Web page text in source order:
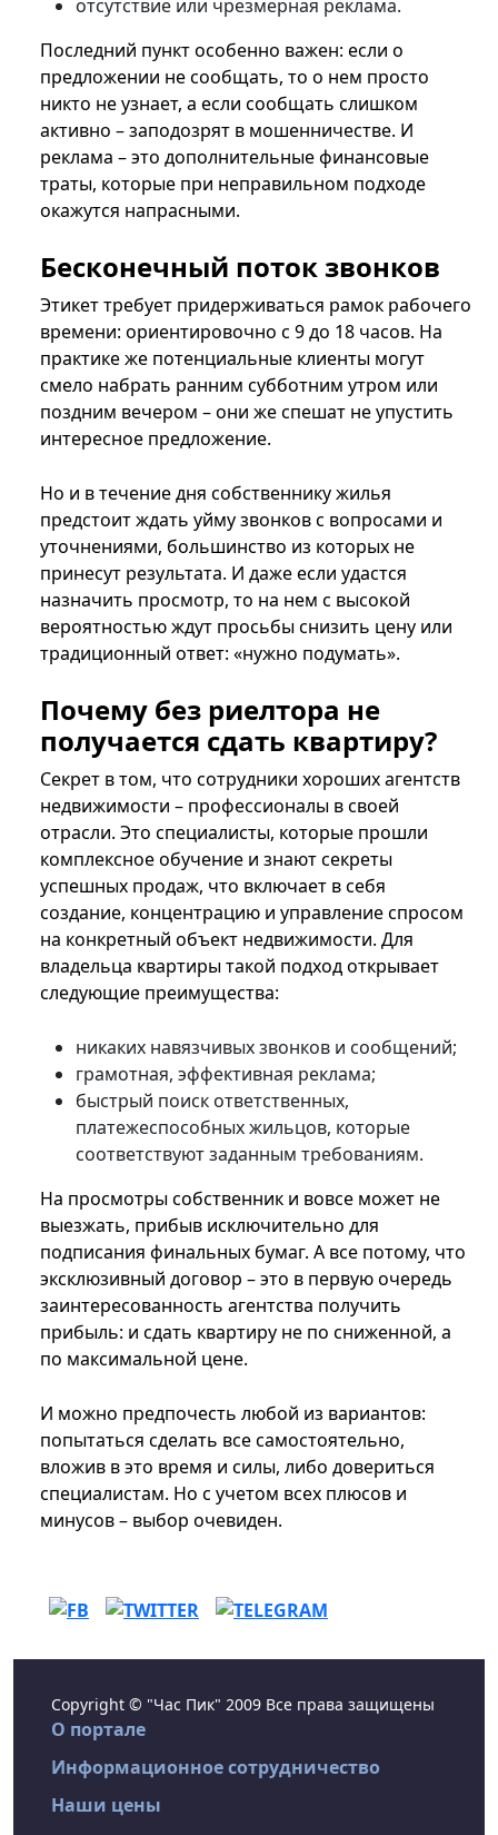
отсутствие или чрезмерная реклама.
Последний пункт особенно важен: если о
предложении не сообщать, то о нем просто
никто не узнает, а если сообщать слишком
активно – заподозрят в мошенничестве. И
реклама – это дополнительные финансовые
траты, которые при неправильном подходе
окажутся напрасными.
Бесконечный поток звонков
Этикет требует придерживаться рамок рабочего
времени: ориентировочно с 9 до 18 часов. На
практике же потенциальные клиенты могут
смело набрать ранним субботним утром или
поздним вечером – они же спешат не упустить
интересное предложение.
Но и в течение дня собственнику жилья
предстоит ждать уйму звонков с вопросами и
уточнениями, большинство из которых не
принесут результата. И даже если удастся
назначить просмотр, то на нем с высокой
вероятностью ждут просьбы снизить цену или
традиционный ответ: «нужно подумать».
Почему без риелтора не
получается сдать квартиру?
Секрет в том, что сотрудники хороших агентств
недвижимости – профессионалы в своей
отрасли. Это специалисты, которые прошли
комплексное обучение и знают секреты
успешных продаж, что включает в себя
создание, концентрацию и управление спросом
на конкретный объект недвижимости. Для
владельца квартиры такой подход открывает
следующие преимущества:
никаких навязчивых звонков и сообщений;
грамотная, эффективная реклама;
быстрый поиск ответственных,
платежеспособных жильцов, которые
соответствуют заданным требованиям.
На просмотры собственник и вовсе может не
выезжать, прибыв исключительно для
подписания финальных бумаг. А все потому, что
эксклюзивный договор – это в первую очередь
заинтересованность агентства получить
прибыль: и сдать квартиру не по сниженной, а
по максимальной цене.
И можно предпочесть любой из вариантов:
попытаться сделать все самостоятельно,
вложив в это время и силы, либо довериться
специалистам. Но с учетом всех плюсов и
минусов – выбор очевиден.
Copyright © "Час Пик" 2009 Все права защищены
О портале
Информационное сотрудничество
Наши цены